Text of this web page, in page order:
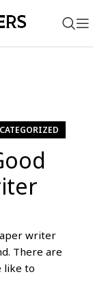
writer
There are
to...